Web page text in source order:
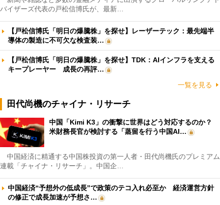
バイザーズ代表の戸松信博氏が、最新…
【戸松信博氏「明日の爆騰株」を探せ】レーザーテック：最先端半
導体の製造に不可欠な検査装…
【戸松信博氏「明日の爆騰株」を探せ】TDK：AIインフラを支える
キープレーヤー 成長の再評…
一覧を見る
田代尚機のチャイナ・リサーチ
中国「Kimi K3」の衝撃に世界はどう対応するのか？
米財務長官が検討する「蒸留を行う中国AI…
中国経済に精通する中国株投資の第一人者・田代尚機氏のプレミアム
連載「チャイナ・リサーチ」。中国企…
中国経済“予想外の低成長”で政策のテコ入れ必至か 経済運営方針
の修正で成長加速が予想さ…